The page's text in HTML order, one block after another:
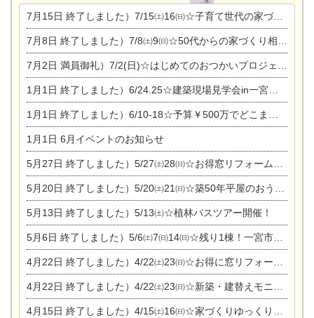
7月15日 終了しました）7/15㈯16㈰☆子育て世代の家づくり相談会
7月8日 終了しました）7/8㈯9㈰☆50代からの家づくり相談会
7月2日 満員御礼）7/2(日)☆はじめてのおつかいプロジェクト
1月1日 終了しました）6/24.25☆建築現場見学会in一宮市木曽川町
1月1日 終了しました）6/10-18☆予算￥500万でどこまでできるの？リフォーム相談会
1月1日 6月イベントのお知らせ
5月27日 終了しました）5/27㈯28㈰☆お得窓リフォーム個別相談会
5月20日 終了しました）5/20㈯21㈰☆築50年平屋のおうちリノベーション完成見学会
5月13日 終了しました）5/13㈯☆植林バスツアー開催！
5月6日 終了しました）5/6㈯7㈰14㈰☆残り1棟！一宮市限定モニター募集相談会(新築・建替え)
4月22日 終了しました）4/22㈯23㈰☆お得に窓リフォーム個別相談会
4月22日 終了しました）4/22㈯23㈰☆新築・建替えモニター募集個別相談会
4月15日 終了しました）4/15㈯16㈰☆家づくりゆっくりじっくり個別相談会